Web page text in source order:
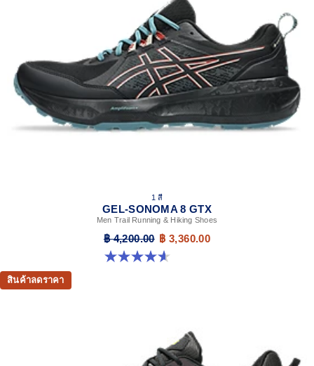
1 สี
GEL-SONOMA 8 GTX
Men Trail Running & Hiking Shoes
฿ 4,200.00 ฿ 3,360.00
4.6 จาก 5 ดาว 335 รีวิว
สินค้าลดราคา